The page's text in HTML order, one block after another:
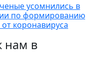
усомнились в
по формированию
коронавируса
нам в